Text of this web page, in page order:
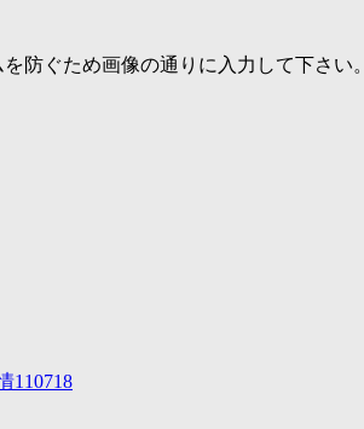
を防ぐため画像の通りに入力して下さい。
110718